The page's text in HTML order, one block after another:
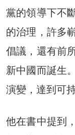
黨的領導下不
的治理，許多
倡議，還有前
新中國而誕生
演變，達到可
他在書中提到